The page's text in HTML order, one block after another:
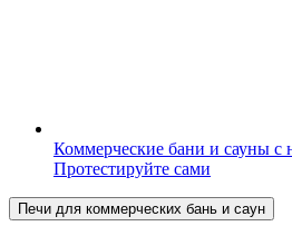
Коммерческие бани и сауны
Протестируйте сами
Печи для коммерческих бань и саун